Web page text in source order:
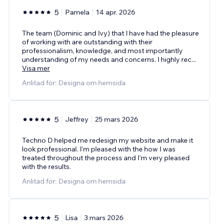
5 Pamela 14 apr. 2026
The team (Dominic and Ivy) that I have had the pleasure
of working with are outstanding with their
professionalism, knowledge, and most importantly
understanding of my needs and concerns. I highly rec...
Visa mer
Anlitad för: Designa om hemsida
5 Jeffrey 25 mars 2026
Techno D helped me redesign my website and make it
look professional. I'm pleased with the how I was
treated throughout the process and I'm very pleased
with the results.
Anlitad för: Designa om hemsida
5 Lisa 3 mars 2026